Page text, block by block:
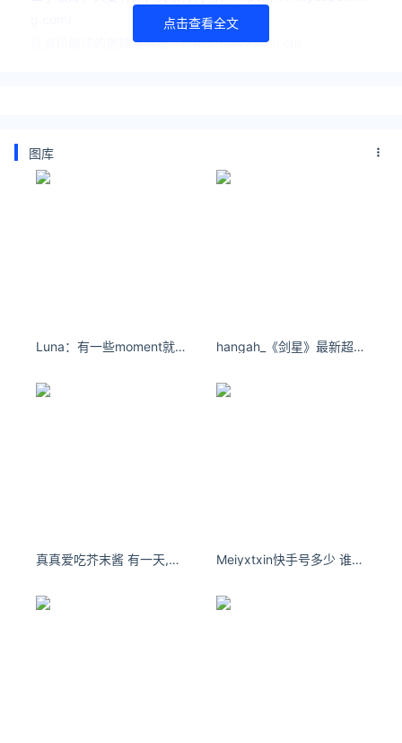
让资讯触达的更精准有趣：https://www.0xu.cn/
原文链接 https://www.ijiandao.com/tech/soft/477095.html
点击查看全文
图库
Luna：有一些moment就足够了#人间清醒 hangah_《剑星》最新超美COS！
真真爱吃芥末酱 有一天,你会突然明白,有些人一旦错过就不再 Meiyxtxin快手号多少 谁的名字曾伴在你心中，不知不觉间一年又一年牵挂